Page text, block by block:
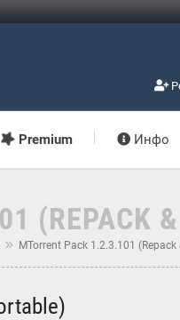
Premium Инфо
(REPACK
ΜTorrent Pack 1.2.3.101 (Repack